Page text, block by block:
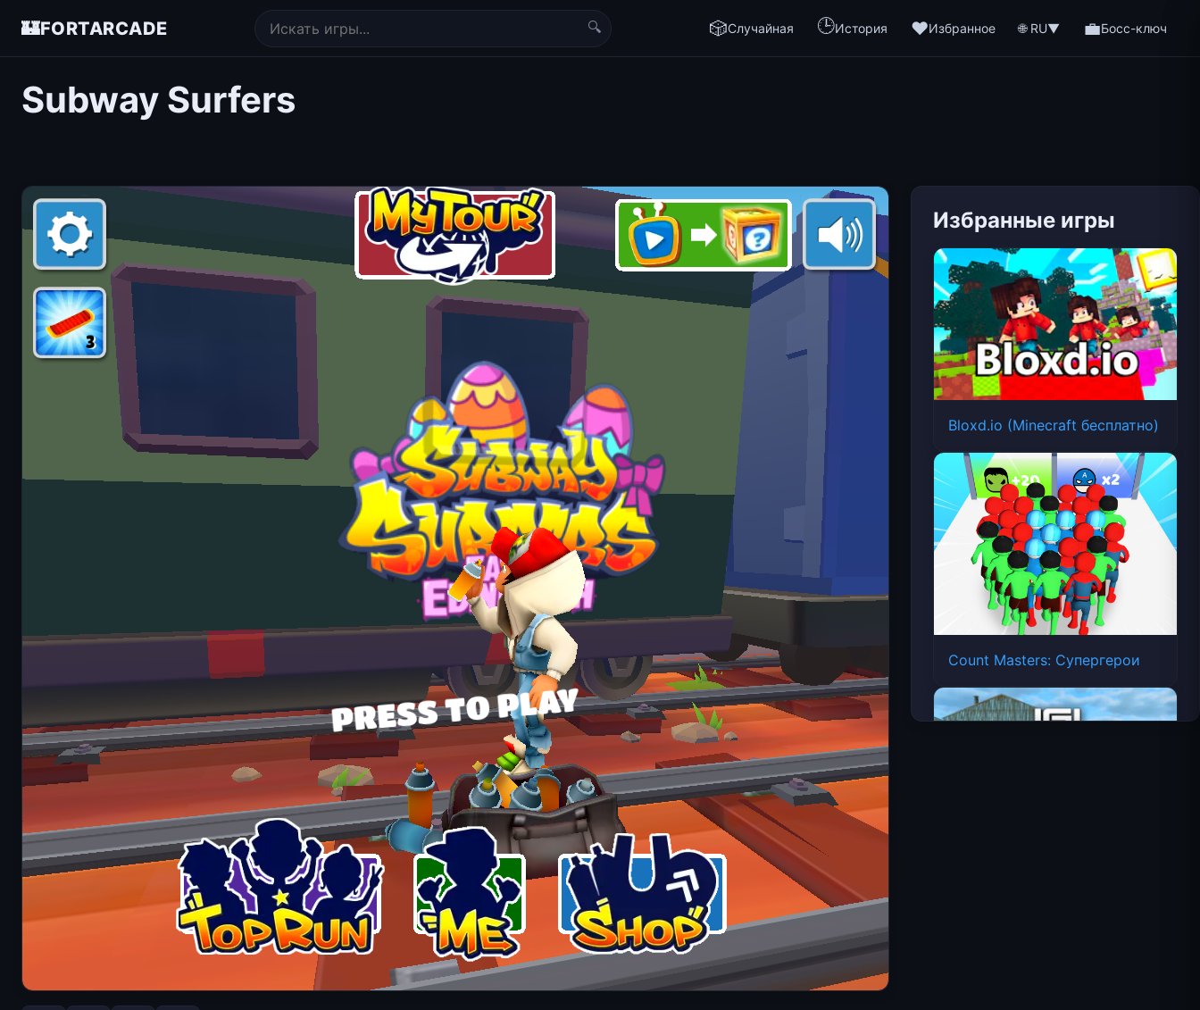
🏰FORTARCADE 🔍 🎲Случайная 🕒История ❤️Избранное 🌐 RU▼ 💼Босс-ключ
Subway Surfers
Избранные игры
Bloxd.io (Minecraft бесплатно)
Count Masters: Супергерои